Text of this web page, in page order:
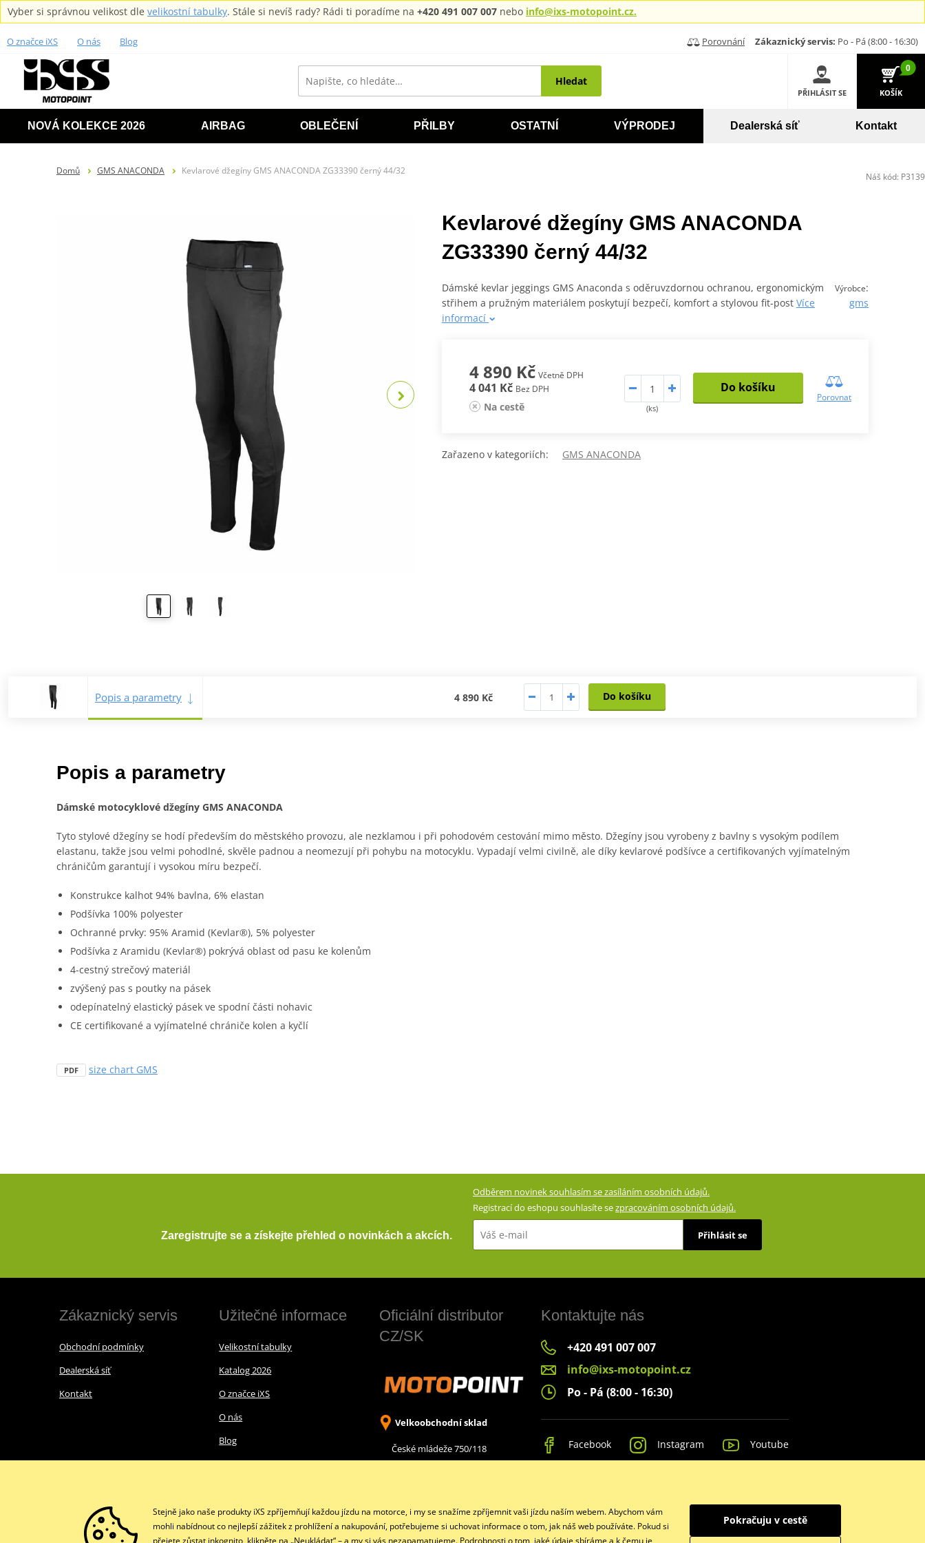
Vyber si správnou velikost dle velikostní tabulky. Stále si nevíš rady? Rádi ti poradíme na +420 491 007 007 nebo info@ixs-motopoint.cz.
O značce iXS O nás Blog Porovnání Zákaznický servis: Po - Pá (8:00 - 16:30)
Hledat
PŘIHLÁSIT SE
0
KOŠÍK
NOVÁ KOLEKCE 2026 AIRBAG OBLEČENÍ PŘILBY OSTATNÍ VÝPRODEJ Dealerská síť Kontakt
Domů GMS ANACONDA Kevlarové džegíny GMS ANACONDA ZG33390 černý 44/32
Kevlarové džegíny GMS ANACONDA
ZG33390 černý 44/32
Výrobce:
gms
Dámské kevlar jeggings GMS Anaconda s oděruvzdornou ochranou, ergonomickým
střihem a pružným materiálem poskytují bezpečí, komfort a stylovou fit‑post Více
informací
4 890 Kč Včetně DPH
4 041 Kč Bez DPH
Na cestě (ks)
Do košíku
Porovnat
Zařazeno v kategoriích: GMS ANACONDA
Popis a parametry 4 890 Kč Do košíku
Popis a parametry
Dámské motocyklové džegíny GMS ANACONDA
Tyto stylové džegíny se hodí především do městského provozu, ale nezklamou i při pohodovém cestování mimo město. Džegíny jsou vyrobeny z bavlny s vysokým podílem
elastanu, takže jsou velmi pohodlné, skvěle padnou a neomezují při pohybu na motocyklu. Vypadají velmi civilně, ale díky kevlarové podšívce a certifikovaných vyjímatelným
chráničům garantují i vysokou míru bezpečí.
Konstrukce kalhot 94% bavlna, 6% elastan
Podšívka 100% polyester
Ochranné prvky: 95% Aramid (Kevlar®), 5% polyester
Podšívka z Aramidu (Kevlar®) pokrývá oblast od pasu ke kolenům
4-cestný strečový materiál
zvýšený pas s poutky na pásek
odepínatelný elastický pásek ve spodní části nohavic
CE certifikované a vyjímatelné chrániče kolen a kyčlí
PDF size chart GMS
Náš kód: P3139
Zaregistrujte se a získejte přehled o novinkách a akcích.
Odběrem novinek souhlasím se zasíláním osobních údajů.
Registrací do eshopu souhlasíte sezpracováním osobních údajů.
Přihlásit se
Zákaznický servis
Obchodní podmínky
Dealerská síť
Kontakt
Užitečné informace
Velikostní tabulky
Katalog 2026
O značce iXS
O nás
Blog
Oficiální distributor
CZ/SK
Velkoobchodní sklad
České mládeže 750/118
Kontaktujte nás
+420 491 007 007
info@ixs-motopoint.cz
Po - Pá (8:00 - 16:30)
Facebook Instagram Youtube
Stejně jako naše produkty iXS zpříjemňují každou jízdu na motorce, i my se snažíme zpříjemnit vaši jízdu naším webem. Abychom vám
mohli nabídnout co nejlepší zážitek z prohlížení a nakupování, potřebujeme si uchovat informace o tom, jak náš web používáte. Pokud si
přejete zůstat inkognito, klikněte na „Neukládat“ – a my si vás nezapamatujeme. Podrobnosti o tom, jaké údaje sbíráme a k čemu je
Pokračuju v cestě